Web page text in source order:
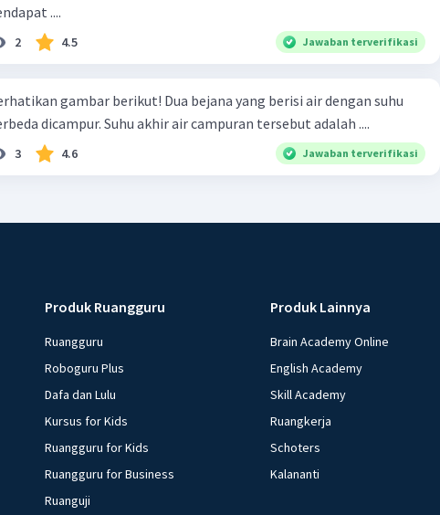
....
2 4.5 Jawaban terverifikasi
gambar berikut! Dua bejana yang berisi air dengan suhu
dicampur. Suhu akhir air campuran tersebut adalah ....
3 4.6 Jawaban terverifikasi
Produk Ruangguru
Ruangguru
Roboguru Plus
Dafa dan Lulu
Kursus for Kids
Ruangguru for Kids
Ruangguru for Business
Ruanguji
Produk Lainnya
Brain Academy Online
English Academy
Skill Academy
Ruangkerja
Schoters
Kalananti